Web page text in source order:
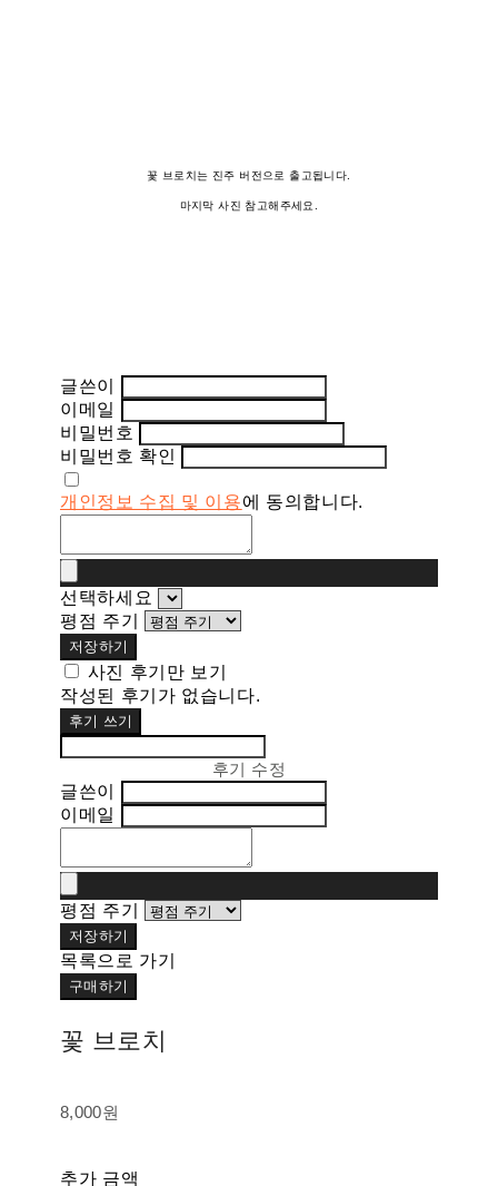
꽃 브로치는 진주 버전으로 출고됩니다.
마지막 사진 참고해주세요.
글쓴이
이메일
비밀번호
비밀번호 확인
개인정보 수집 및 이용에 동의합니다.
선택하세요
평점 주기
저장하기
사진 후기만 보기
작성된 후기가 없습니다.
후기 쓰기
후기 수정
글쓴이
이메일
평점 주기
저장하기
목록으로 가기
구매하기
꽃 브로치
8,000원
추가 금액